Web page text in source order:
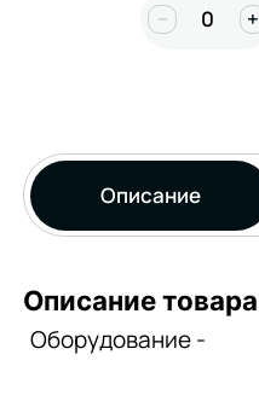
− +
Описание
Описание товара
Оборудование -